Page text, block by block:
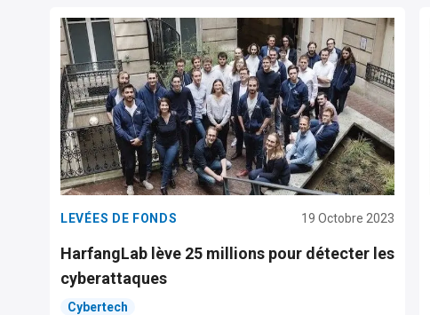
LEVÉES DE FONDS 19 Octobre 2023
HarfangLab lève 25 millions pour détecter les
cyberattaques
Cybertech